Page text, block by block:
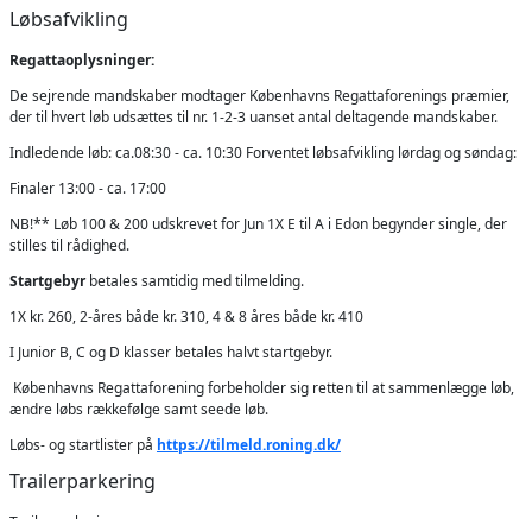
Løbsafvikling
Regattaoplysninger:
De sejrende mandskaber modtager Københavns Regattaforenings præmier,
der til hvert løb udsættes til nr. 1-2-3 uanset antal deltagende mandskaber.
Indledende løb: ca.08:30 - ca. 10:30 Forventet løbsafvikling lørdag og søndag:
Finaler 13:00 - ca. 17:00
NB!** Løb 100 & 200 udskrevet for Jun 1X E til A i Edon begynder single, der
stilles til rådighed.
Startgebyrbetales samtidig med tilmelding.
1X kr. 260, 2-åres både kr. 310, 4 & 8 åres både kr. 410
I Junior B, C og D klasser betales halvt startgebyr.
Københavns Regattaforening forbeholder sig retten til at sammenlægge løb,
ændre løbs rækkefølge samt seede løb.
Løbs- og startlister på https://tilmeld.roning.dk/
Trailerparkering